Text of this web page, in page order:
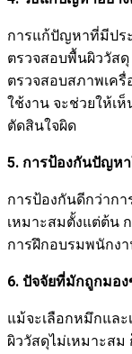
การแก้ปัญหาที่มีปร
ตรวจสอบพื้นผิววัส
ตรวจสอบสภาพเค
ใช้งาน จะช่วยให้เ
ตัดสินใจผิด
5. การป้องกันปัญหา
การป้องกันดีกว่ากา
เหมาะสมตั้งแต่ต้น
การฝึกอบรมพนักง
6. ปัจจัยที่มักถูกมอ
แม้จะเลือกหมึกแล
ผิววัสดุไม่เหมาะสม